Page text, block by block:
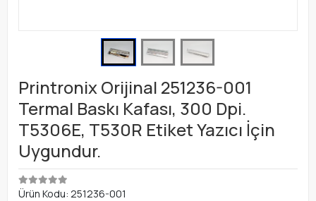
Printronix Orijinal 251236-001
Termal Baskı Kafası, 300 Dpi.
T5306E, T530R Etiket Yazıcı İçin
Uygundur.
Ürün Kodu: 251236-001